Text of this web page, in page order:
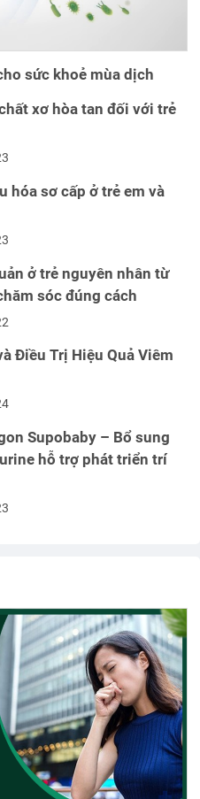
sức khoẻ mùa dịch
xơ hòa tan đối với trẻ
hóa sơ cấp ở trẻ em và
ở trẻ nguyên nhân từ
sóc đúng cách
Điều Trị Hiệu Quả Viêm
Supobaby – Bổ sung
hỗ trợ phát triển trí